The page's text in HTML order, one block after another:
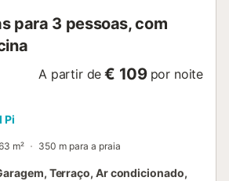
para 3 pessoas, com
A partir de € 109 por noite
Pi
m² 350 m para a praia
Terraço, Ar condicionado,